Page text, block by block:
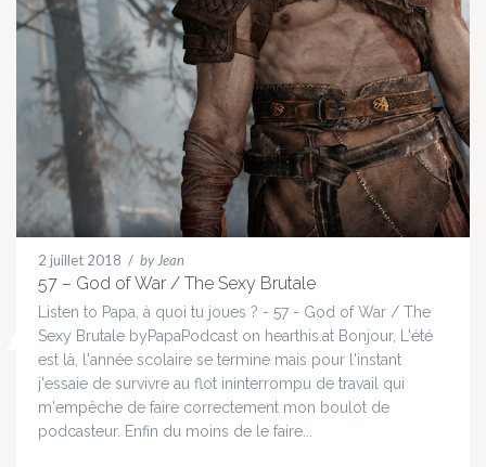
2 juillet 2018 / by Jean
57 – God of War / The Sexy Brutale
Listen to Papa, à quoi tu joues ? - 57 - God of War / The
Sexy Brutale byPapaPodcast on hearthis.at Bonjour, L'été
est là, l'année scolaire se termine mais pour l'instant
j'essaie de survivre au flot ininterrompu de travail qui
m'empêche de faire correctement mon boulot de
podcasteur. Enfin du moins de le faire...